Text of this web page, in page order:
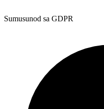
Sumusunod sa GDPR